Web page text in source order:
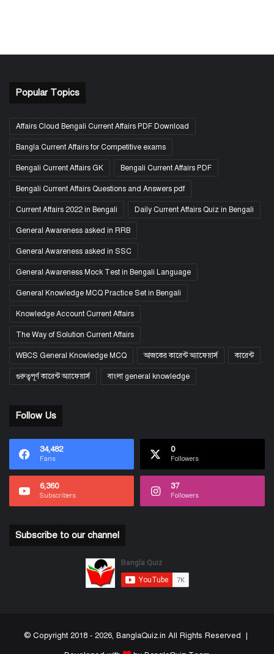
Popular Topics
Affairs Cloud Bengali Current Affairs PDF Download
Bangla Current Affairs for Competitive exams
Bengali Current Affairs GK Bengali Current Affairs PDF
Bengali Current Affairs Questions and Answers pdf
Current Affairs 2022 in Bengali Daily Current Affairs Quiz in Bengali
General Awareness asked in RRB
General Awareness asked in SSC
General Awareness Mock Test in Bengali Language
General Knowledge MCQ Practice Set in Bengali
Knowledge Account Current Affairs
The Way of Solution Current Affairs
WBCS General Knowledge MCQ আজকের কারেন্ট অ্যাফেয়ার্স কারেন্ট
গুরুত্বপূর্ণ কারেন্ট অ্যাফেয়ার্স বাংলা general knowledge
Follow Us
34,482
Fans
0
Followers
6,360
Subscribers
37
Followers
Subscribe to our channel
© Copyright 2018 - 2026, BanglaQuiz.in All Rights Reserved |